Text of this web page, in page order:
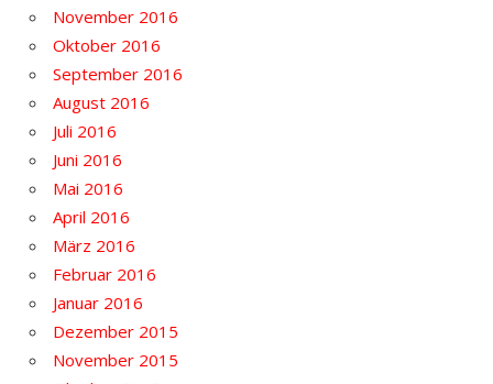
November 2016
Oktober 2016
September 2016
August 2016
Juli 2016
Juni 2016
Mai 2016
April 2016
März 2016
Februar 2016
Januar 2016
Dezember 2015
November 2015